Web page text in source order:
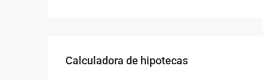
Calculadora de hipotecas